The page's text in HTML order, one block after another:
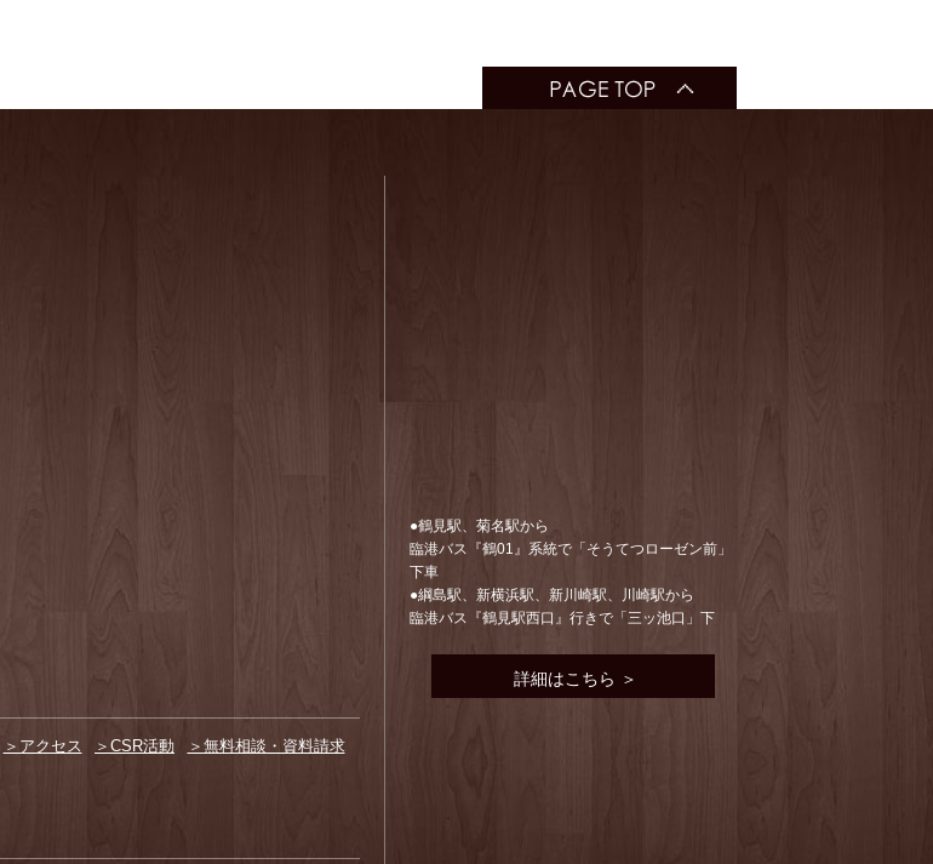
＞アクセス ＞CSR活動
＞無料相談・資料請求
●鶴見駅、菊名駅から
臨港バス『鶴01』系統で「そうてつローゼン前」
下車
●綱島駅、新横浜駅、新川崎駅、川崎駅から
臨港バス『鶴見駅西口』行きで「三ッ池口」下
詳細はこちら ＞